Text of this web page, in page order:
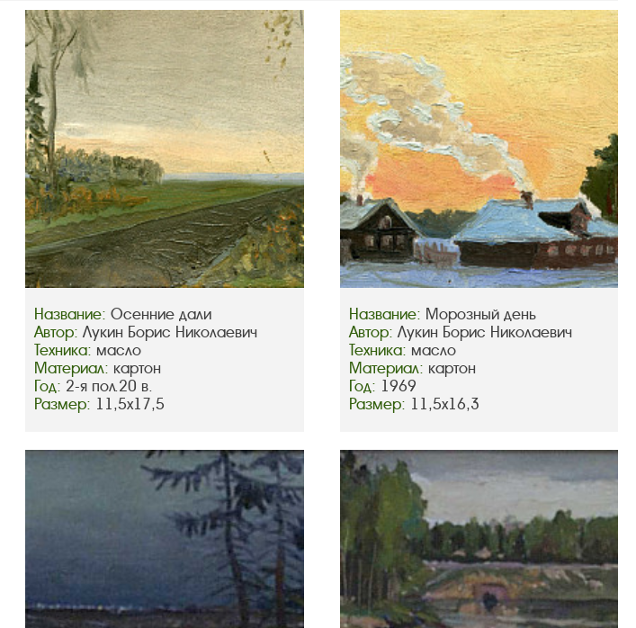
Название:Осенние дали
Автор:Лукин Борис Николаевич
Техника: масло
Материал: картон
Год: 2-я пол.20 в.
Размер: 11,5х17,5
Название: Морозный день
Автор: Лукин Борис Николаевич
Техника: масло
Материал: картон
Год: 1969
Размер: 11,5х16,3